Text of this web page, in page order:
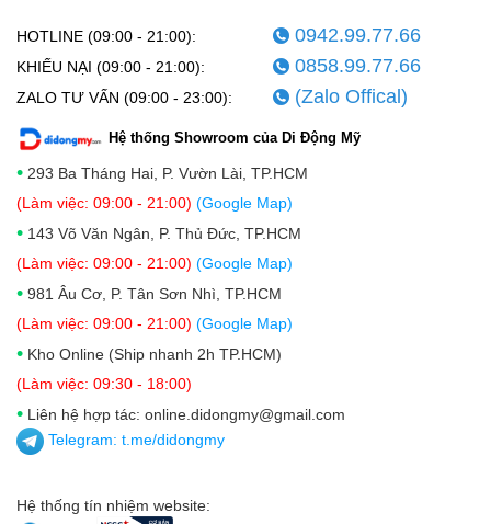
HOTLINE (09:00 - 21:00): 0942.99.77.66
KHIẾU NẠI (09:00 - 21:00): 0858.99.77.66
ZALO TƯ VẤN (09:00 - 23:00): (Zalo Offical)
Hệ thống Showroom của Di Động Mỹ
• 293 Ba Tháng Hai, P. Vườn Lài, TP.HCM
(Làm việc: 09:00 - 21:00) (Google Map)
• 143 Võ Văn Ngân, P. Thủ Đức, TP.HCM
(Làm việc: 09:00 - 21:00) (Google Map)
• 981 Âu Cơ, P. Tân Sơn Nhì, TP.HCM
(Làm việc: 09:00 - 21:00) (Google Map)
• Kho Online (Ship nhanh 2h TP.HCM)
(Làm việc: 09:30 - 18:00)
• Liên hệ hợp tác: online.didongmy@gmail.com
Telegram: t.me/didongmy
Hệ thống tín nhiệm website: